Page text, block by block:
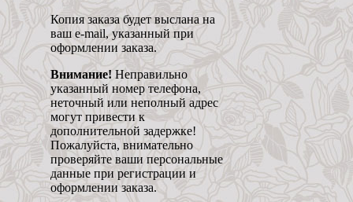
Копия заказа будет выслана на
ваш e-mail, указанный при
оформлении заказа.
Внимание! Неправильно
указанный номер телефона,
неточный или неполный адрес
могут привести к
дополнительной задержке!
Пожалуйста, внимательно
проверяйте ваши персональные
данные при регистрации и
оформлении заказа.